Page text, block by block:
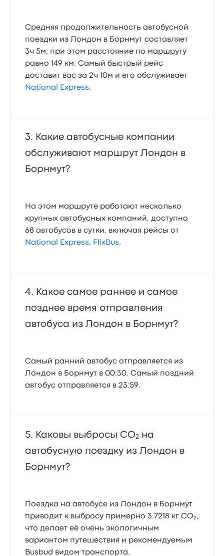
Средняя продолжительность автобусной
поездки из Лондон в Борнмут составляет
3ч 5м, при этом расстояние по маршруту
равно 149 км. Самый быстрый рейс
доставит вас за 2ч 10м и его обслуживает
National Express.
Какие автобусные компании
обслуживают маршрут Лондон в
Борнмут?
На этом маршруте работают несколько
крупных автобусных компаний, доступно
68 автобусов в сутки, включая рейсы от
National Express, FlixBus.
Какое самое раннее и самое
позднее время отправления
автобуса из Лондон в Борнмут?
Самый ранний автобус отправляется из
Лондон в Борнмут в 00:30. Самый поздний
автобус отправляется в 23:59.
Каковы выбросы CO₂ на
автобусную поездку из Лондон в
Борнмут?
Поездка на автобусе из Лондон в Борнмут
приводит к выбросу примерно 3.7218 кг CO₂,
что делает её очень экологичным
вариантом путешествия и рекомендуемым
Busbud видом транспорта.